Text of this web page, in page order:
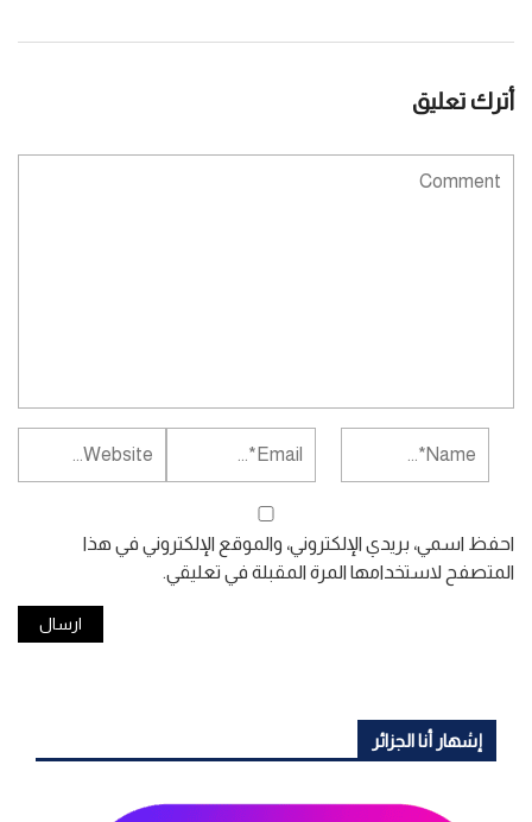
أترك تعليق
احفظ اسمي، بريدي الإلكتروني، والموقع الإلكتروني في هذا
المتصفح لاستخدامها المرة المقبلة في تعليقي.
إشهار أنا الجزائر